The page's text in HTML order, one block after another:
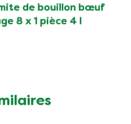
de bouillon bœuf
8 x 1 pièce 4 l